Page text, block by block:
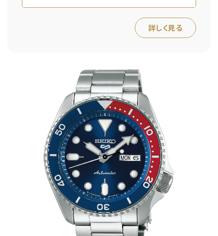
詳しく見る